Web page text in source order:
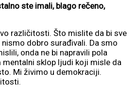
ste imali, blago rečeno,
različitosti. Što mislite da bi sve
dobro surađivali. Da smo
onda ne bi napravili pola
sklop ljudi koji misle da
Mi živimo u demokraciji.